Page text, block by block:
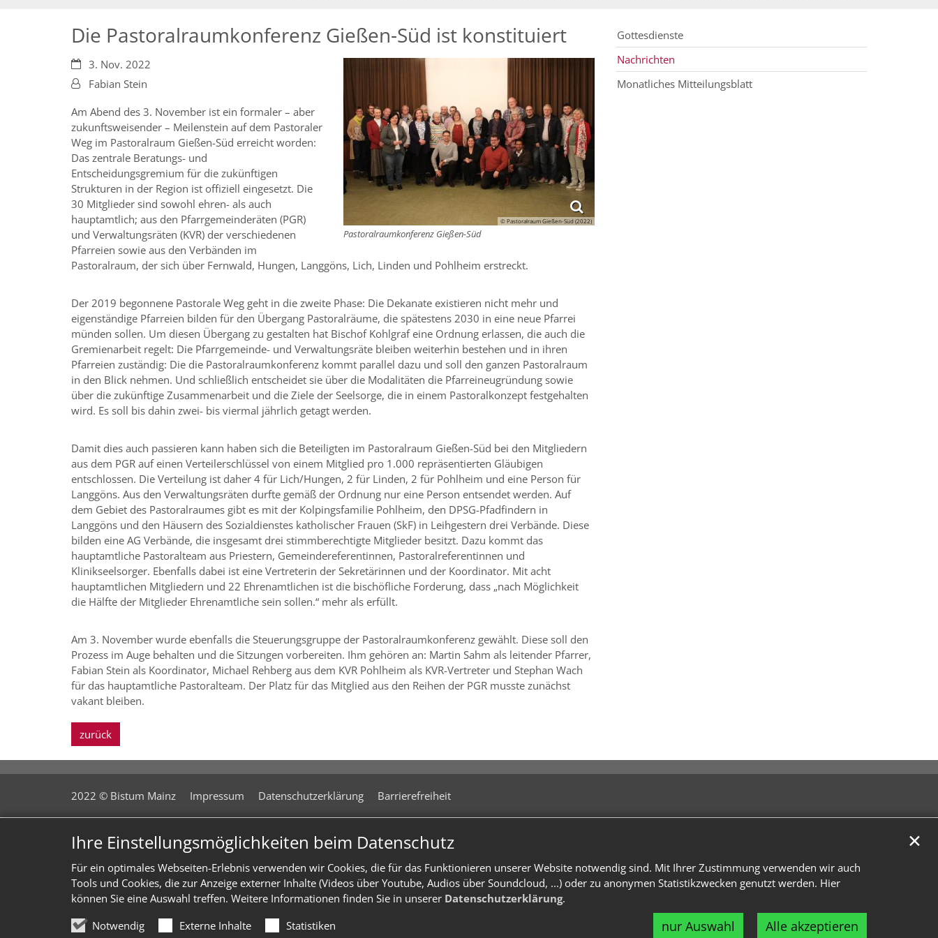
Ihre Einstellungsmöglichkeiten beim Datenschutz
Für ein optimales Webseiten-Erlebnis verwenden wir Cookies, die für das Funktionieren unserer Website notwendig sind. Mit Ihrer Zustimmung verwenden wir auch
Tools und Cookies, die zur Anzeige externer Inhalte (Videos über Youtube, Audios über Soundcloud, ...) oder zu anonymen Statistikzwecken genutzt werden. Hier
können Sie eine Auswahl treffen. Weitere Informationen finden Sie in unserer Datenschutzerklärung.
Notwendig
Externe Inhalte Statistiken nur Auswahl Alle akzeptieren
✕
Die Pastoralraumkonferenz Gießen-Süd ist konstituiert
© Pastoralraum Gießen-Süd (2022)
Pastoralraumkonferenz Gießen-Süd
Datum:3. Nov. 2022
Von:Fabian Stein
Am Abend des 3. November ist ein formaler – aber
zukunftsweisender – Meilenstein auf dem Pastoraler
Weg im Pastoralraum Gießen-Süd erreicht worden:
Das zentrale Beratungs- und
Entscheidungsgremium für die zukünftigen
Strukturen in der Region ist offiziell eingesetzt. Die
30 Mitglieder sind sowohl ehren- als auch
hauptamtlich; aus den Pfarrgemeinderäten (PGR)
und Verwaltungsräten (KVR) der verschiedenen
Pfarreien sowie aus den Verbänden im
Pastoralraum, der sich über Fernwald, Hungen, Langgöns, Lich, Linden und Pohlheim erstreckt.
Der 2019 begonnene Pastorale Weg geht in die zweite Phase: Die Dekanate existieren nicht mehr und
eigenständige Pfarreien bilden für den Übergang Pastoralräume, die spätestens 2030 in eine neue Pfarrei
münden sollen. Um diesen Übergang zu gestalten hat Bischof Kohlgraf eine Ordnung erlassen, die auch die
Gremienarbeit regelt: Die Pfarrgemeinde- und Verwaltungsräte bleiben weiterhin bestehen und in ihren
Pfarreien zuständig: Die die Pastoralraumkonferenz kommt parallel dazu und soll den ganzen Pastoralraum
in den Blick nehmen. Und schließlich entscheidet sie über die Modalitäten die Pfarreineugründung sowie
über die zukünftige Zusammenarbeit und die Ziele der Seelsorge, die in einem Pastoralkonzept festgehalten
wird. Es soll bis dahin zwei- bis viermal jährlich getagt werden.
Damit dies auch passieren kann haben sich die Beteiligten im Pastoralraum Gießen-Süd bei den Mitgliedern
aus dem PGR auf einen Verteilerschlüssel von einem Mitglied pro 1.000 repräsentierten Gläubigen
entschlossen. Die Verteilung ist daher 4 für Lich/Hungen, 2 für Linden, 2 für Pohlheim und eine Person für
Langgöns. Aus den Verwaltungsräten durfte gemäß der Ordnung nur eine Person entsendet werden. Auf
dem Gebiet des Pastoralraumes gibt es mit der Kolpingsfamilie Pohlheim, den DPSG-Pfadfindern in
Langgöns und den Häusern des Sozialdienstes katholischer Frauen (SkF) in Leihgestern drei Verbände. Diese
bilden eine AG Verbände, die insgesamt drei stimmberechtigte Mitglieder besitzt. Dazu kommt das
hauptamtliche Pastoralteam aus Priestern, Gemeindereferentinnen, Pastoralreferentinnen und
Klinikseelsorger. Ebenfalls dabei ist eine Vertreterin der Sekretärinnen und der Koordinator. Mit acht
hauptamtlichen Mitgliedern und 22 Ehrenamtlichen ist die bischöfliche Forderung, dass „nach Möglichkeit
die Hälfte der Mitglieder Ehrenamtliche sein sollen.“ mehr als erfüllt.
Am 3. November wurde ebenfalls die Steuerungsgruppe der Pastoralraumkonferenz gewählt. Diese soll den
Prozess im Auge behalten und die Sitzungen vorbereiten. Ihm gehören an: Martin Sahm als leitender Pfarrer,
Fabian Stein als Koordinator, Michael Rehberg aus dem KVR Pohlheim als KVR-Vertreter und Stephan Wach
für das hauptamtliche Pastoralteam. Der Platz für das Mitglied aus den Reihen der PGR musste zunächst
vakant bleiben.
zurück
Gottesdienste
Nachrichten
Monatliches Mitteilungsblatt
2022 © Bistum Mainz Impressum Datenschutzerklärung Barrierefreiheit